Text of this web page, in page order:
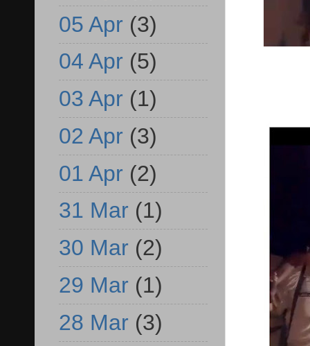
05 Apr (3)
04 Apr (5)
03 Apr (1)
02 Apr (3)
01 Apr (2)
31 Mar (1)
30 Mar (2)
29 Mar (1)
28 Mar (3)